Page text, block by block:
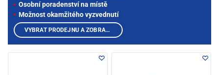
Osobní poradenství na místě
Možnost okamžitého vyzvednutí
VYBRAT PRODEJNU A ZOBRAZIT PRODUKTY